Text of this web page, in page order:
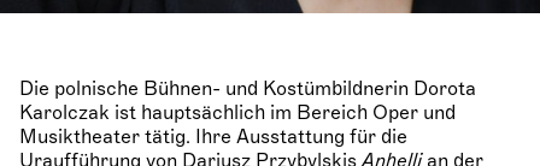
Die polnische Bühnen- und Kostümbildnerin Dorota
Karolczak ist hauptsächlich im Bereich Oper und
Musiktheater tätig. Ihre Ausstattung für die